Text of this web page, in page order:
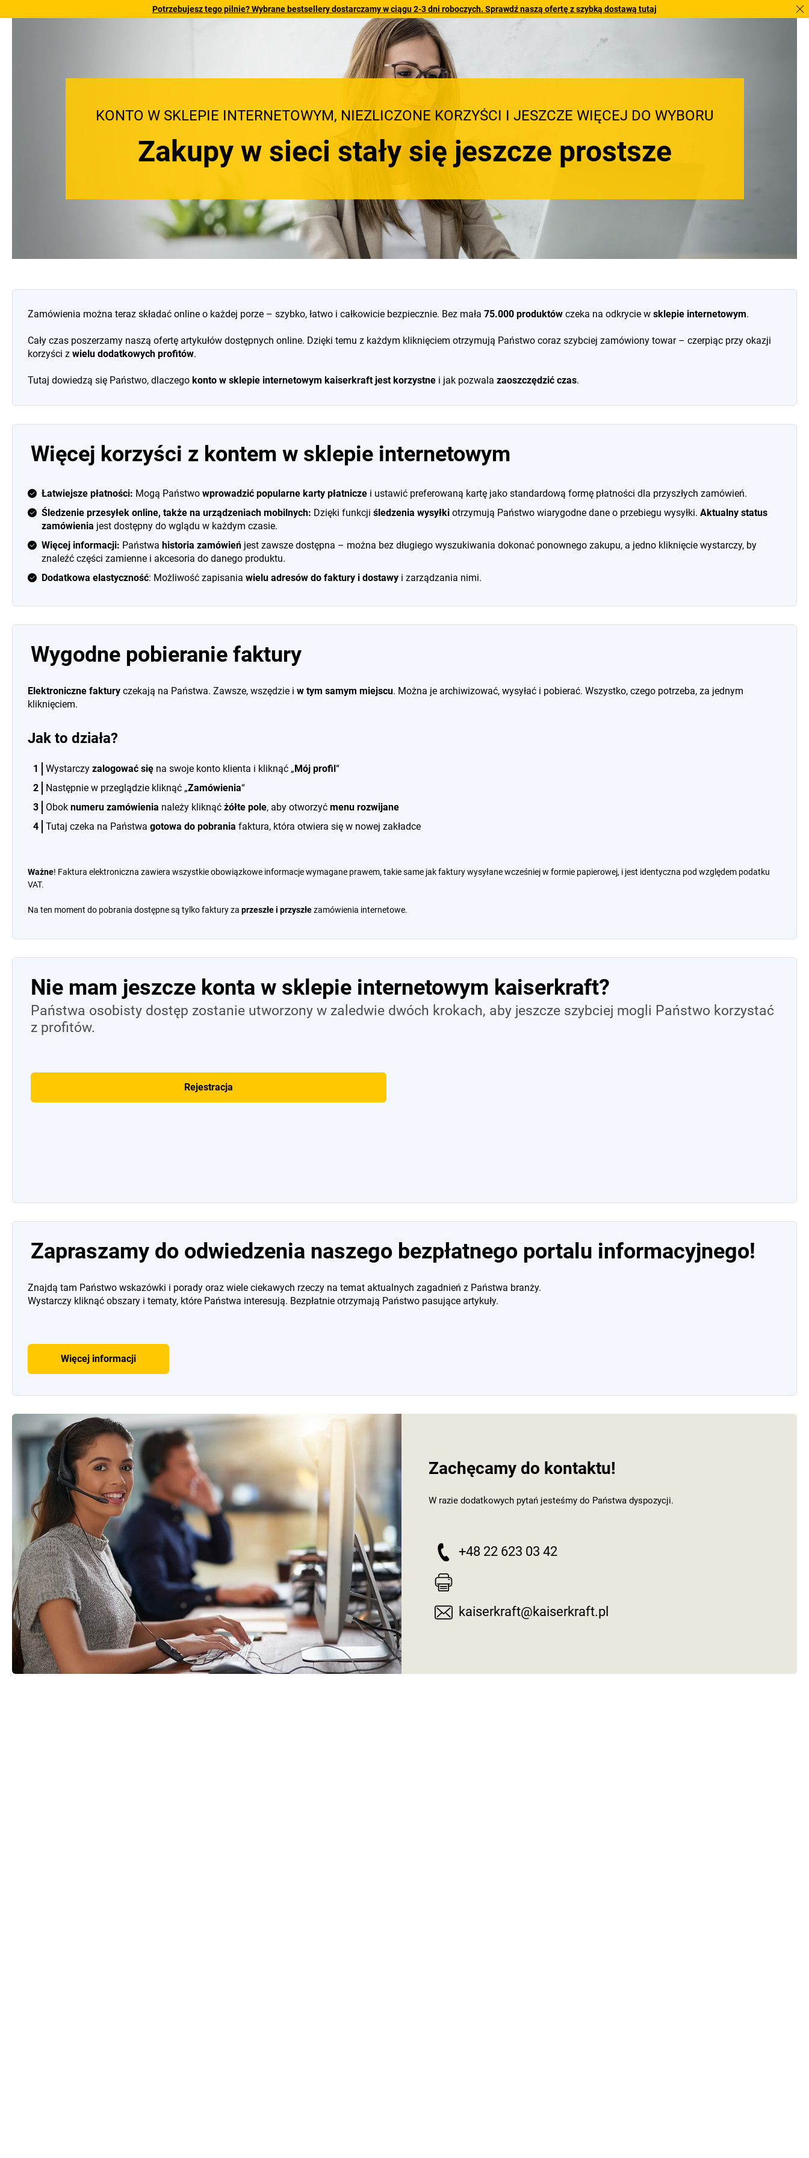
Potrzebujesz tego pilnie? Wybrane bestsellery dostarczamy w ciągu 2-3 dni roboczych. Sprawdź naszą ofertę z szybką dostawą tutaj
KONTO W SKLEPIE INTERNETOWYM, NIEZLICZONE KORZYŚCI I JESZCZE WIĘCEJ DO WYBORU
Zakupy w sieci stały się jeszcze prostsze
Zamówienia można teraz składać online o każdej porze – szybko, łatwo i całkowicie bezpiecznie. Bez mała 75.000 produktów czeka na odkrycie w sklepie internetowym.
Cały czas poszerzamy naszą ofertę artykułów dostępnych online. Dzięki temu z każdym kliknięciem otrzymują Państwo coraz szybciej zamówiony towar – czerpiąc przy okazji
korzyści z wielu dodatkowych profitów.
Tutaj dowiedzą się Państwo, dlaczego konto w sklepie internetowym kaiserkraftjest korzystne i jak pozwala zaoszczędzić czas.
Więcej korzyści z kontem w sklepie internetowym
Łatwiejsze płatności: Mogą Państwo wprowadzić popularne karty płatnicze i ustawić preferowaną kartę jako standardową formę płatności dla przyszłych zamówień.
Śledzenie przesyłek online, także na urządzeniach mobilnych: Dzięki funkcji śledzenia wysyłki otrzymują Państwo wiarygodne dane o przebiegu wysyłki. Aktualny status
zamówienia jest dostępny do wglądu w każdym czasie.
Więcej informacji: Państwa historia zamówień jest zawsze dostępna – można bez długiego wyszukiwania dokonać ponownego zakupu, a jedno kliknięcie wystarczy, by
znaleźć części zamienne i akcesoria do danego produktu.
Dodatkowa elastyczność: Możliwość zapisania wielu adresów do faktury i dostawy i zarządzania nimi.
Wygodne pobieranie faktury
Elektroniczne faktury czekają na Państwa. Zawsze, wszędzie i w tym samym miejscu. Można je archiwizować, wysyłać i pobierać. Wszystko, czego potrzeba, za jednym
kliknięciem.
Jak to działa?
Wystarczy zalogować się na swoje konto klienta i kliknąć „Mój profil“
Następnie w przeglądzie kliknąć „Zamówienia“
Obok numeru zamówienia należy kliknąć żółte pole, aby otworzyć menu rozwijane
Tutaj czeka na Państwa gotowa do pobrania faktura, która otwiera się w nowej zakładce
Ważne! Faktura elektroniczna zawiera wszystkie obowiązkowe informacje wymagane prawem, takie same jak faktury wysyłane wcześniej w formie papierowej, i jest identyczna pod względem podatku
VAT.
Na ten moment do pobrania dostępne są tylko faktury za przeszłe i przyszłezamówienia internetowe.
Nie mam jeszcze konta w sklepie internetowym kaiserkraft?
Państwa osobisty dostęp zostanie utworzony w zaledwie dwóch krokach, aby jeszcze szybciej mogli Państwo korzystać
z profitów.
Rejestracja
Zapraszamy do odwiedzenia naszego bezpłatnego portalu informacyjnego!
Znajdą tam Państwo wskazówki i porady oraz wiele ciekawych rzeczy na temat aktualnych zagadnień z Państwa branży.
Wystarczy kliknąć obszary i tematy, które Państwa interesują. Bezpłatnie otrzymają Państwo pasujące artykuły.
Więcej informacji
Zachęcamy do kontaktu!
W razie dodatkowych pytań jesteśmy do Państwa dyspozycji.
+48 22 623 03 42
kaiserkraft@kaiserkraft.pl